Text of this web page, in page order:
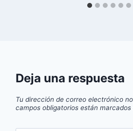
Deja una respuesta
Tu dirección de correo electrónico
campos obligatorios están marcados